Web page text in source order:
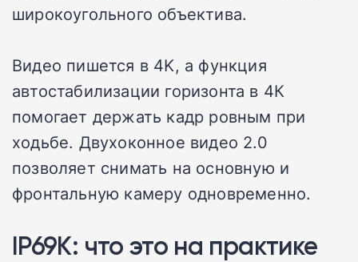
широкоугольного объектива.
Видео пишется в 4K, а функция
автостабилизации горизонта в 4К
помогает держать кадр ровным при
ходьбе. Двухоконное видео 2.0
позволяет снимать на основную и
фронтальную камеру одновременно.
IP69K: что это на практике